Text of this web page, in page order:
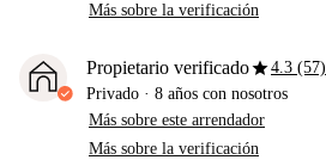
Más sobre la verificación
Propietario verificadostar4.3 (57)
Privado · 8 años con nosotros
Más sobre este arrendador
Más sobre la verificación